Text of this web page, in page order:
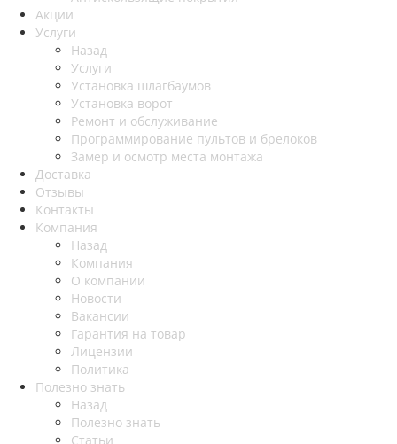
Акции
Услуги
Назад
Услуги
Установка шлагбаумов
Установка ворот
Ремонт и обслуживание
Программирование пультов и брелоков
Замер и осмотр места монтажа
Доставка
Отзывы
Контакты
Компания
Назад
Компания
О компании
Новости
Вакансии
Гарантия на товар
Лицензии
Политика
Полезно знать
Назад
Полезно знать
Статьи